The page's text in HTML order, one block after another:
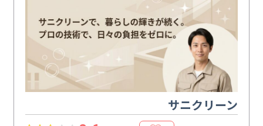
サニクリーン